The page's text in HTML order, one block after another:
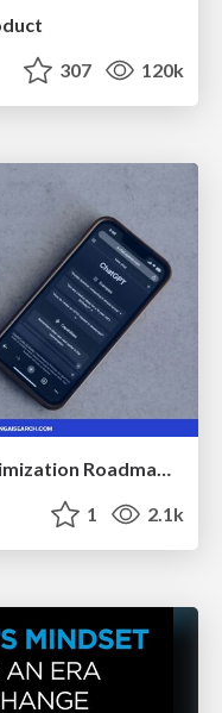
307 120k
1 2.1k